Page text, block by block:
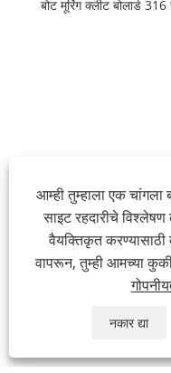
आम्ही तुम्हाला एक चांगला
साइट रहदारीचे
वैयक्तिकृत करण्यासाठी
वापरून, तुम्ही आमच्या
नकार द्या